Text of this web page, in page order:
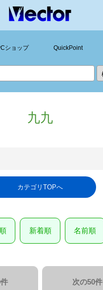
ショップ QuickPoint
九九
カテゴリTOPへ
新着順 名前順
次の50件